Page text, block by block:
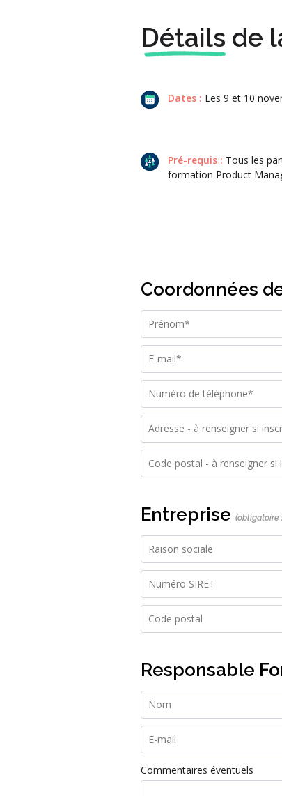
Détails de
Dates : Les 9 et 10
Pré-requis : Tous les
formation Product
Coordonnées
Entreprise (obligatoire
Responsable
Commentaires éventuels